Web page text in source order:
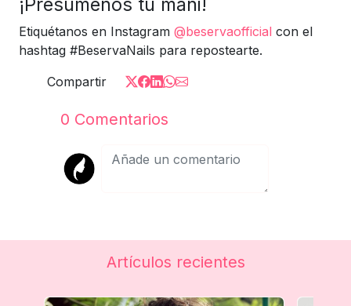
Etiquétanos en Instagram @beservaofficial con el
hashtag #BeservaNails para repostearte.
0 Comentarios
Compartir
Artículos recientes